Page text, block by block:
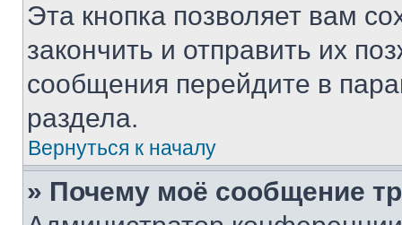
Эта кнопка позволяет вам
закончить и отправить их
сообщения перейдите в
раздела.
Вернуться к началу
» Почему моё сообщение